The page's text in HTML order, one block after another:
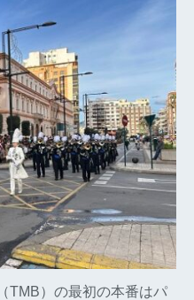
TMB）の最初の本番はパ